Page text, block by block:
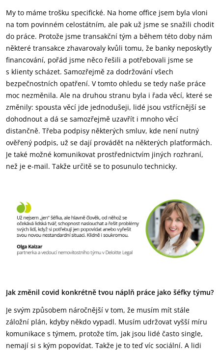
My to máme trošku specifické. Na home office jsem byla vloni
na tom povinném celostátním, ale pak už jsme se snažili chodit
do práce. Protože jsme transakční tým a během této doby nám
některé transakce zhavarovaly kvůli tomu, že banky neposkytly
financování, pořád jsme něco řešili a potřebovali jsme se
s klienty scházet. Samozřejmě za dodržování všech
bezpečnostních opatření. V tomto ohledu se tedy naše práce
moc nezměnila. Ale na druhou stranu byla i řada věcí, které se
změnily: spousta věcí jde jednodušeji, lidé jsou vstřícnější se
dohodnout a dá se samozřejmě uzavřít i mnoho věcí
distančně. Třeba podpisy některých smluv, kde není nutný
ověřený podpis, už se dají provádět na některých platformách.
Je také možné komunikovat prostřednictvím jiných rozhraní,
než je e-mail. Takže určitě se to posunulo technicky.
Jak změnil covid konkrétně tvou náplň práce jako šéfky týmu?
Je svým způsobem náročnější v tom, že musím mít stále
záložní plán, kdyby někdo vypadl. Musím udržovat vyšší míru
komunikace s týmem, protože tím, jak jsou lidé často single,
nemají si s kým popovídat. Takže je to teď víc sociální. A lidi